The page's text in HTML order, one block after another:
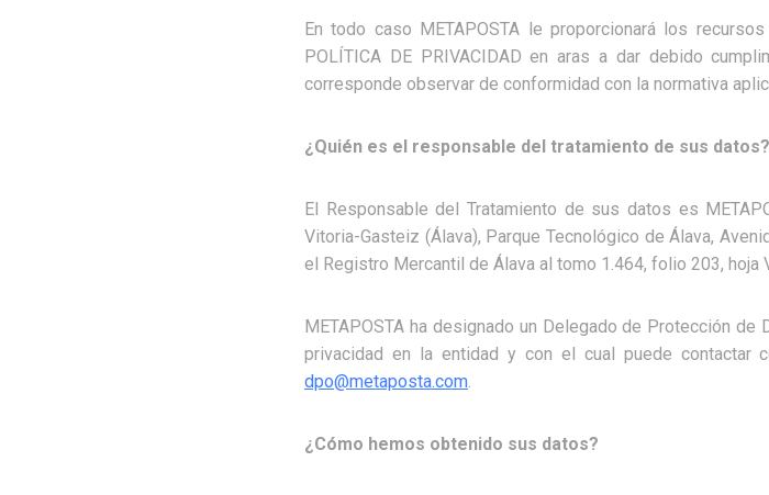
En todo caso METAPOSTA le proporcionará los
POLÍTICA DE PRIVACIDAD en aras a dar debido
corresponde observar de conformidad con la normativa
¿Quién es el responsable del tratamiento de sus datos?
El Responsable del Tratamiento de sus datos es
Vitoria-Gasteiz (Álava), Parque Tecnológico de Álava,
el Registro Mercantil de Álava al tomo 1.464, folio 203, hoja
METAPOSTA ha designado un Delegado de Protección
privacidad en la entidad y con el cual puede contactar
dpo@metaposta.com.
¿Cómo hemos obtenido sus datos?